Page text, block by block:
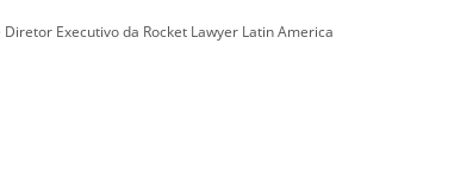
Executivo da Rocket Lawyer Latin America